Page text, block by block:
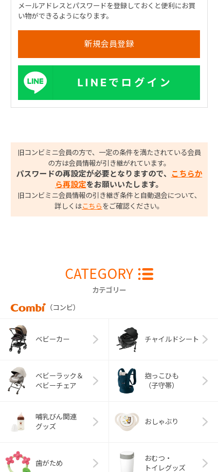
メールアドレスとパスワードを登録しておくと便利にお買
い物ができるようになります。
LINEでログイン
旧コンビミニ会員の方で、一定の条件を満たされている会員
の方は会員情報が引き継がれています。
パスワードの再設定が必要となりますので、
こちらか
ら再設定をお願いいたします。
旧コンビミニ会員情報の引き継ぎ条件と自動退会について、
詳しくはこちら をご確認ください。
CATEGORY
カテゴリー
（コンビ）
ベビーカー チャイルドシート
ベビーラック＆
ベビーチェア
抱っこひも
（子守帯）
哺乳びん関連
グッズ
おしゃぶり
歯がため
おむつ・
トイレグッズ